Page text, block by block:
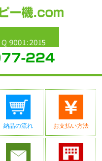
納品の流れ お支払い方法